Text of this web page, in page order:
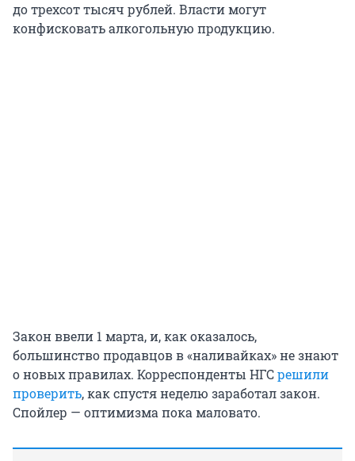
до трехсот тысяч рублей. Власти могут
конфисковать алкогольную продукцию.
Закон ввели 1 марта, и, как оказалось,
большинство продавцов в «наливайках» не знают
о новых правилах. Корреспонденты НГСрешили
проверить, как спустя неделю заработал закон.
Спойлер — оптимизма пока маловато.